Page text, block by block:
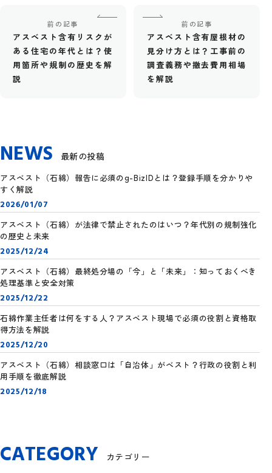
前の記事
アスベスト含有リスクが
ある住宅の年代とは？使
用箇所や規制の歴史を解
説
前の記事
アスベスト含有屋根材の
見分け方とは？工事前の
調査義務や撤去費用相場
を解説
NEWS 最新の投稿
アスベスト（石綿）報告に必須のg-BizIDとは？登録手順を分かりや
すく解説
2026/01/07
アスベスト（石綿）が法律で禁止されたのはいつ？年代別の規制強化
の歴史と未来
2025/12/24
アスベスト（石綿）最終処分場の「今」と「未来」：知っておくべき
処理基準と安全対策
2025/12/22
石綿作業主任者は何をする人？アスベスト現場で必須の役割と資格取
得方法を解説
2025/12/20
アスベスト（石綿）相談窓口は「自治体」がベスト？行政の役割と利
用手順を徹底解説
2025/12/18
CATEGORY
カテゴリー